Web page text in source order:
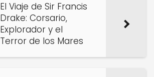
El Viaje de Sir Francis
Drake: Corsario,
Explorador y el
Terror de los Mares